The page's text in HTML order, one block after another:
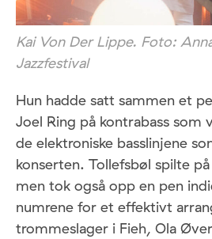
Kai Von Der Lippe. Foto:
Jazzfestival
Hun hadde satt sammen et
Joel Ring på kontrabass som
de elektroniske basslinjene
konserten. Tollefsbøl spilte
men tok også opp en pen
numrene for et effektivt
trommeslager i Fieh, Ola